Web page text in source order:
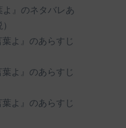
よ』のネタバレあ
よ』のあらすじ
よ』のあらすじ
よ』のあらすじ